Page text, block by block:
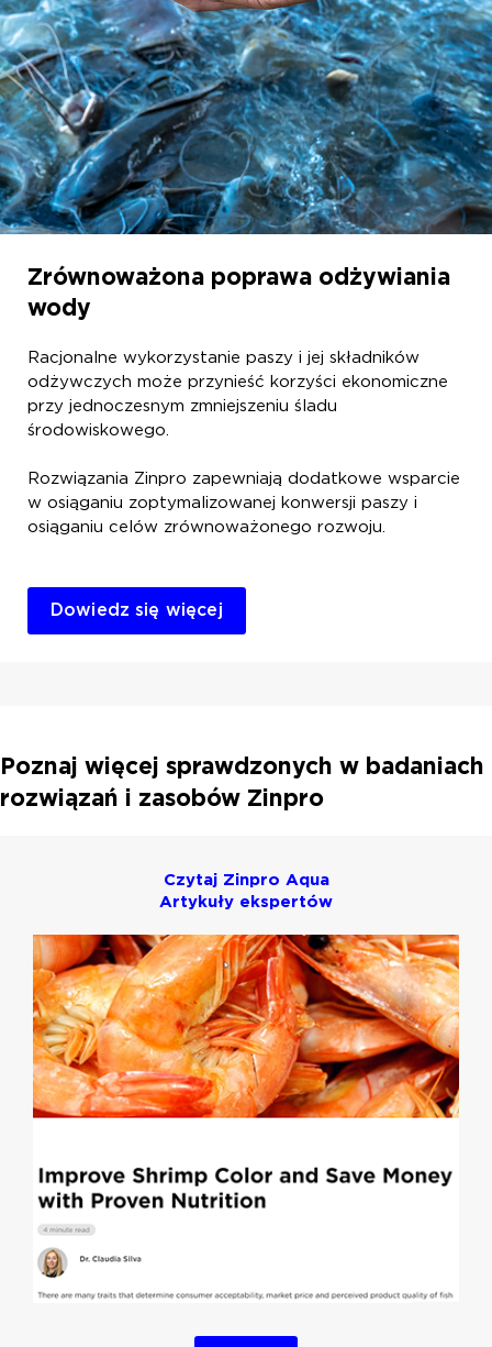
Zrównoważona poprawa odżywiania
wody
Racjonalne wykorzystanie paszy i jej składników
odżywczych może przynieść korzyści ekonomiczne
przy jednoczesnym zmniejszeniu śladu
środowiskowego.
Rozwiązania Zinpro zapewniają dodatkowe wsparcie
w osiąganiu zoptymalizowanej konwersji paszy i
osiąganiu celów zrównoważonego rozwoju.
Dowiedz się więcej
Poznaj więcej sprawdzonych w badaniach
rozwiązań i zasobów Zinpro
Czytaj Zinpro Aqua
Artykuły ekspertów